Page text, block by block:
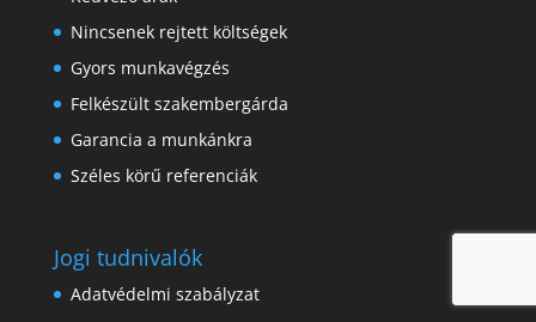
Nincsenek rejtett költségek
Gyors munkavégzés
Felkészült szakembergárda
Garancia a munkánkra
Széles körű referenciák
Jogi tudnivalók
Adatvédelmi szabályzat